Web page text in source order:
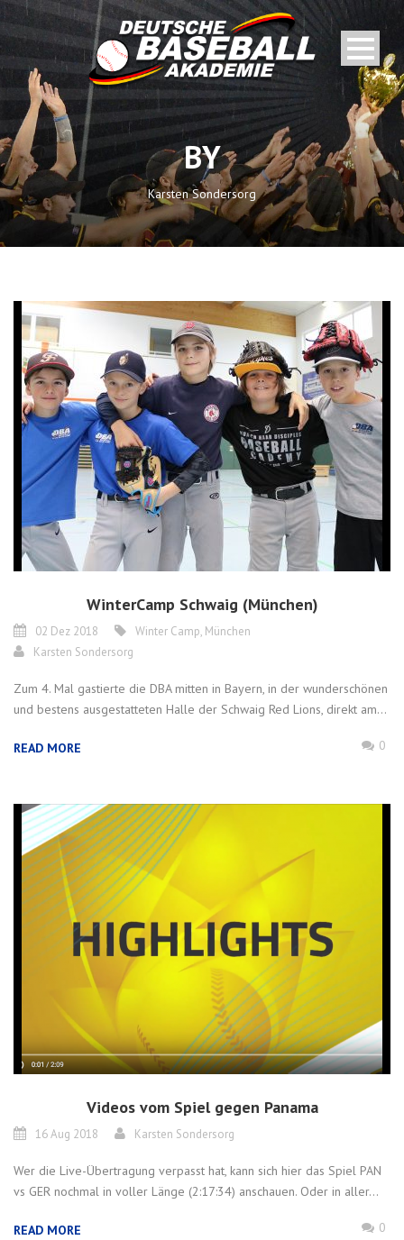
BY
Karsten Sondersorg
WinterCamp Schwaig (München)
02 Dez 2018 Winter Camp, München
Karsten Sondersorg
Zum 4. Mal gastierte die DBA mitten in Bayern, in der wunderschönen
und bestens ausgestatteten Halle der Schwaig Red Lions, direkt am...
READ MORE 0
Videos vom Spiel gegen Panama
16 Aug 2018 Karsten Sondersorg
Wer die Live-Übertragung verpasst hat, kann sich hier das Spiel PAN
vs GER nochmal in voller Länge (2:17:34) anschauen. Oder in aller...
READ MORE 0